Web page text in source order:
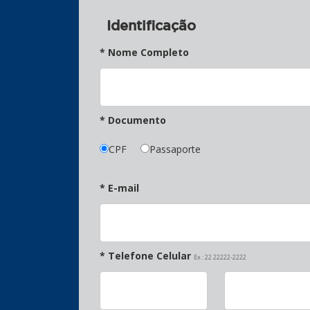
Identificação
* Nome Completo
* Documento
CPF Passaporte
* E-mail
* Telefone Celular Ex.: 22 22222-2222